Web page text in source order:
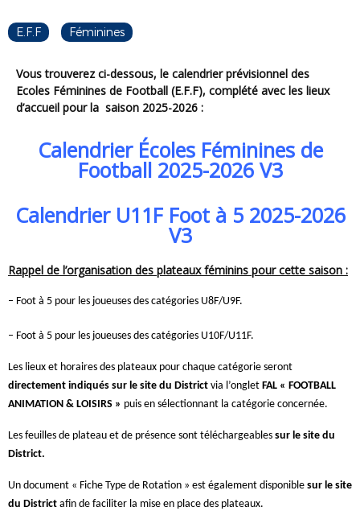
E.F.F Féminines
Vous trouverez ci-dessous, le calendrier prévisionnel des
Ecoles Féminines de Football (E.F.F), complété avec les lieux
d’accueil pour la saison 2025-2026 :
Calendrier Écoles Féminines de
Football 2025-2026 V3
Calendrier U11F Foot à 5 2025-2026
V3
Rappel de l’organisation des plateaux féminins pour cette saison :
– Foot à 5 pour les joueuses des catégories U8F/U9F.
– Foot à 5 pour les joueuses des catégories U10F/U11F.
Les lieux et horaires des plateaux pour chaque catégorie seront
directement indiqués sur le site du District via l’onglet FAL « FOOTBALL
ANIMATION & LOISIRS » puis en sélectionnant la catégorie concernée.
Les feuilles de plateau et de présence sont téléchargeables sur le site du
District.
Un document « Fiche Type de Rotation » est également disponible sur le site
du District afin de faciliter la mise en place des plateaux.